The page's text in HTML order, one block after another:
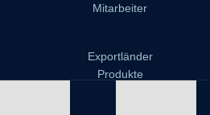
Mitarbeiter
Exportländer
Produkte